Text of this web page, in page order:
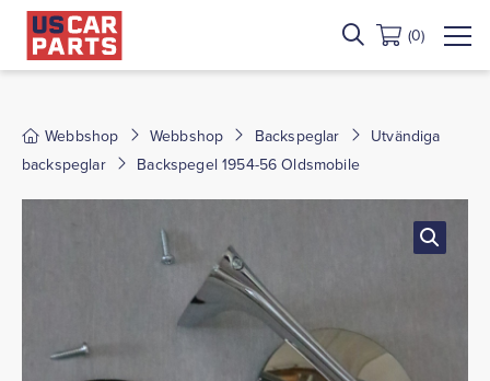
(0)
Webbshop Webbshop Backspeglar
Utvändiga
backspeglar
Backspegel 1954-56 Oldsmobile